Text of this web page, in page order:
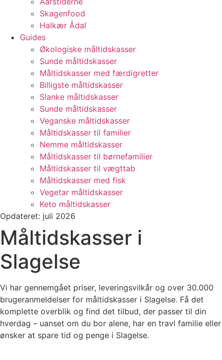
Skagenfood
Halkær Ådal
Guides
Økologiske måltidskasser
Sunde måltidskasser
Måltidskasser med færdigretter
Billigste måltidskasser
Slanke måltidskasser
Sunde måltidskasser
Veganske måltidskasser
Måltidskasser til familier
Nemme måltidskasser
Måltidskasser til børnefamilier
Måltidskasser til vægttab
Måltidskasser med fisk
Vegetar måltidskasser
Keto måltidskasser
Opdateret: juli 2026
Måltidskasser i
Slagelse
Vi har gennemgået priser, leveringsvilkår og over 30.000
brugeranmeldelser for måltidskasser i Slagelse. Få det
komplette overblik og find det tilbud, der passer til din
hverdag – uanset om du bor alene, har en travl familie eller
ønsker at spare tid og penge i Slagelse.